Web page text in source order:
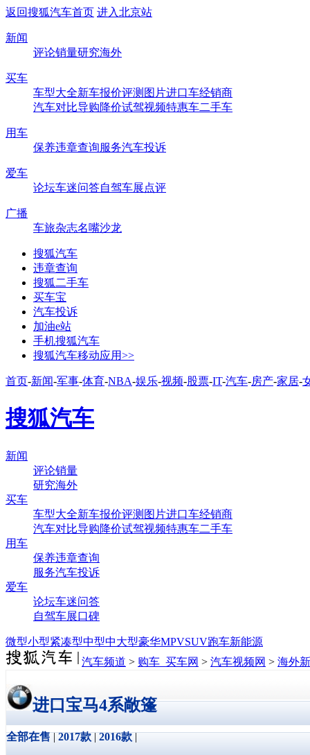
返回搜狐汽车首页 进入北京站
新闻
评论销量研究海外
买车
车型大全新车报价评测 图片进口车经销商
汽车对比导购降价试驾视频特惠车二手车
用车
保养违章查询服务汽车投诉
爱车
论坛车迷问答自驾车展点评
广播
车旅杂志名嘴沙龙
搜狐汽车
违章查询
搜狐二手车
买车宝
汽车投诉
加油e站
手机搜狐汽车
搜狐汽车移动应用>>
首页-新闻-军事-体育-NBA-娱乐-视频-股票-IT-汽车-房产-家居-
搜狐汽车
新闻
评论销量
研究海外
买车
车型大全新车报价评测 图片进口车经销商
汽车对比导购降价试驾视频特惠车二手车
用车
保养违章查询
服务汽车投诉
爱车
论坛车迷问答
自驾车展口碑
微型小型紧凑型中型中大型豪华MPVSUV跑车新能源
汽车频道 > 购车_买车网 > 汽车视频网 > 海外
进口宝马4系敞篷
全部在售|2017款|2016款|